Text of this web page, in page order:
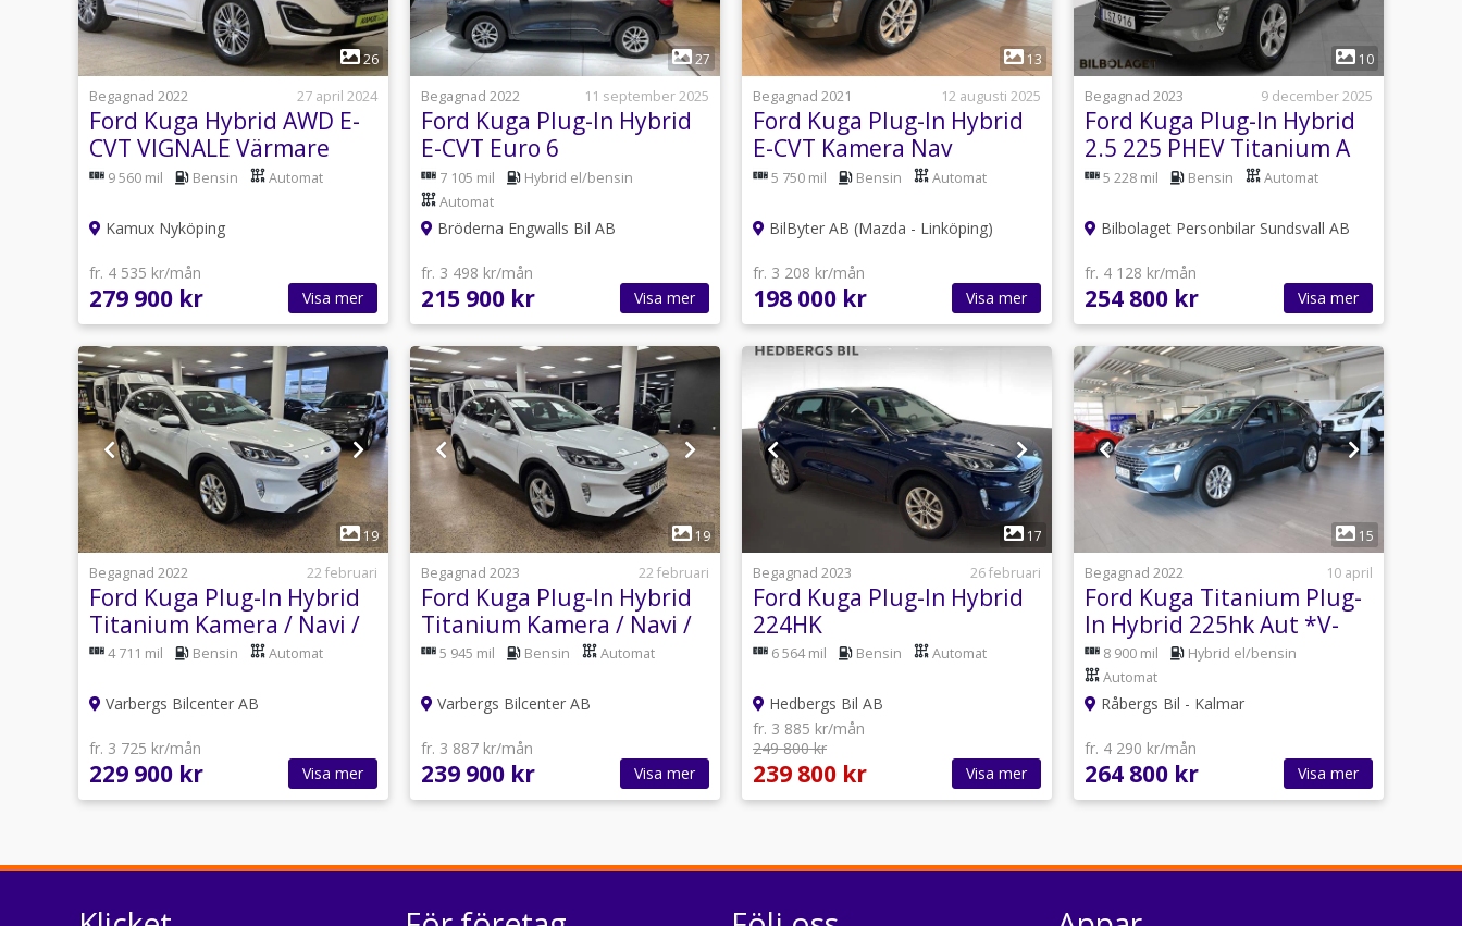
1
26
Begagnad 2022
27 april 2024
Ford Kuga Hybrid AWD E-
CVT VIGNALE Värmare
Kamera B&O Skinn Navi
9 560 mil Bensin Automat
Kamux Nyköping
fr. 4 535 kr/mån
279 900 kr Visa mer
1
27
Begagnad 2022
11 september 2025
Ford Kuga Plug-In Hybrid
E-CVT Euro 6
7 105 mil
Hybrid el/bensin
Automat
Bröderna Engwalls Bil AB
fr. 3 498 kr/mån
215 900 kr Visa mer
1
13
Begagnad 2021
12 augusti 2025
Ford Kuga Plug-In Hybrid
E-CVT Kamera Nav
5 750 mil Bensin Automat
BilByter AB (Mazda - Linköping)
fr. 3 208 kr/mån
198 000 kr Visa mer
1
10
Begagnad 2023
9 december 2025
Ford Kuga Plug-In Hybrid
2.5 225 PHEV Titanium A
5 228 mil Bensin Automat
Bilbolaget Personbilar Sundsvall AB
fr. 4 128 kr/mån
254 800 kr Visa mer
1
19
Begagnad 2022
22 februari
Ford Kuga Plug-In Hybrid
Titanium Kamera / Navi /
CarPlay / MOMS
4 711 mil Bensin Automat
Varbergs Bilcenter AB
fr. 3 725 kr/mån
229 900 kr Visa mer
1
19
Begagnad 2023
22 februari
Ford Kuga Plug-In Hybrid
Titanium Kamera / Navi /
CarPlay / MOMS
5 945 mil Bensin Automat
Varbergs Bilcenter AB
fr. 3 887 kr/mån
239 900 kr Visa mer
17
Begagnad 2023
26 februari
Ford Kuga Plug-In Hybrid
224HK
6 564 mil Bensin Automat
Hedbergs Bil AB
fr. 3 885 kr/mån
249 800 kr
239 800 kr Visa mer
15
Begagnad 2022
10 april
Ford Kuga Titanium Plug-
In Hybrid 225hk Aut *V-
hjul*
8 900 mil
Hybrid el/bensin
Automat
Råbergs Bil - Kalmar
fr. 4 290 kr/mån
264 800 kr Visa mer